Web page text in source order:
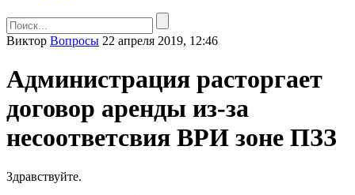
Виктор Вопросы 22 апреля 2019, 12:46
Администрация расторгает
договор аренды из-за
несоответсвия ВРИ зоне ПЗЗ
Здравствуйте.